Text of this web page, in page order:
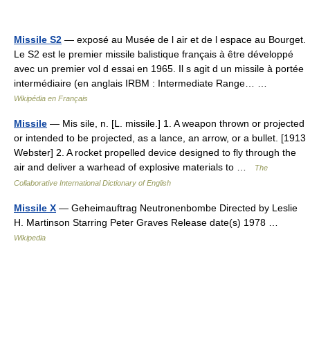
Missile S2 — exposé au Musée de l air et de l espace au Bourget.
Le S2 est le premier missile balistique français à être développé
avec un premier vol d essai en 1965. Il s agit d un missile à portée
intermédiaire (en anglais IRBM : Intermediate Range… …
Wikipédia en Français
Missile — Mis sile, n. [L. missile.] 1. A weapon thrown or projected
or intended to be projected, as a lance, an arrow, or a bullet. [1913
Webster] 2. A rocket propelled device designed to fly through the
air and deliver a warhead of explosive materials to …
The
Collaborative International Dictionary of English
Missile X — Geheimauftrag Neutronenbombe Directed by Leslie
H. Martinson Starring Peter Graves Release date(s) 1978 …
Wikipedia